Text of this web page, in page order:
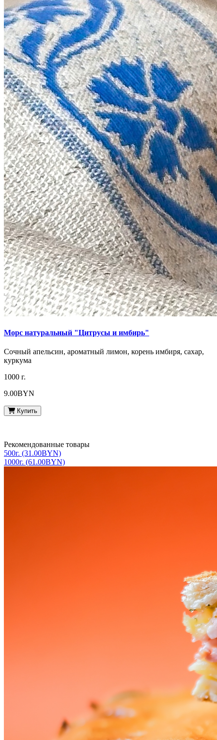
Морс натуральный "Цитрусы и имбирь"
Сочный апельсин, ароматный лимон, корень имбиря, сахар,
куркума
1000 г.
9.00BYN
Купить
Рекомендованные товары
500г. (31.00BYN)
1000г. (61.00BYN)